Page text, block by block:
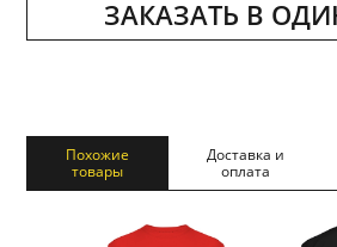
ЗАКАЗАТЬ В
Похожие
товары
Доставка и
оплата